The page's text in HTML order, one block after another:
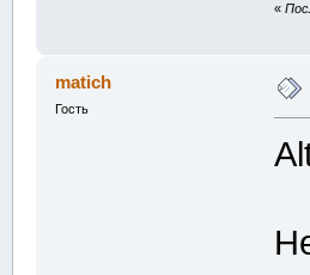
«
matich
Гость